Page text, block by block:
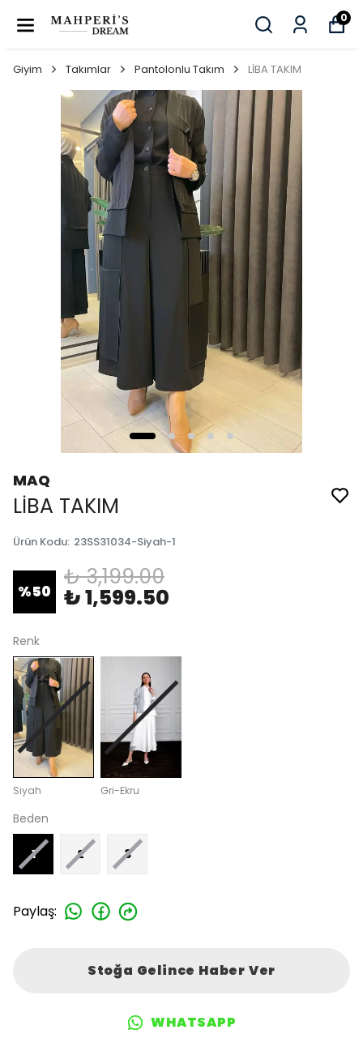
0
Giyim Takımlar Pantolonlu Takım LİBA TAKIM
MAQ
LİBA TAKIM
Ürün Kodu: 23SS31034-Siyah-1
%50
₺ 3,199.00
₺ 1,599.50
Renk
Siyah Gri-Ekru
Beden
1 2 3
Paylaş:
Stoğa Gelince Haber Ver
WHATSAPP